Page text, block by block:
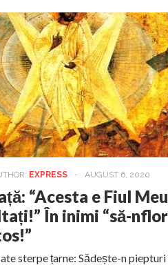
poate cauza CANCER.
la Mănăstirea ctitorită chiar de
și VIDEO cu Corneliu Vlad și
Darclée la
e Fiul Meu Mult Iubit –
Boia înjură din nou poporul
EXPRESS - AUGUST 6, 2020
“Acesta e Fiul
În inimi “să-
sterpe țarne: Sădește-n